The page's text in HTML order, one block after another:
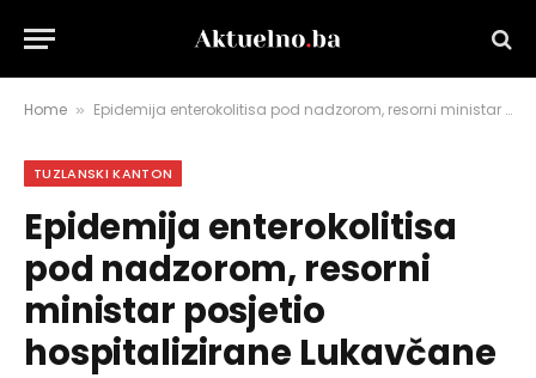
Home » Epidemija enterokolitisa pod nadzorom, resorni ministar posjetio hospitalizirane Lukavčane
TUZLANSKI KANTON
Epidemija enterokolitisa
pod nadzorom, resorni
ministar posjetio
hospitalizirane Lukavčane